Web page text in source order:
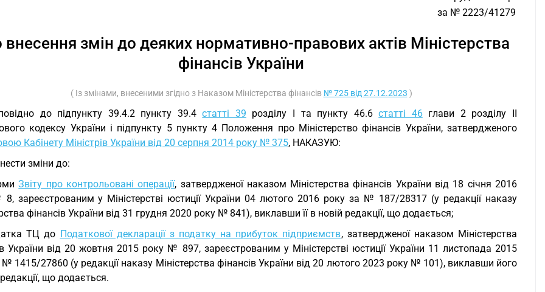
за № 2223/41279
внесення змін до деяких нормативно-правових актів Міністерства
фінансів України
( Із змінами, внесеними згідно з Наказом Міністерства фінансів № 725 від 27.12.2023 )
до підпункту 39.4.2 пункту 39.4статті 39 розділу I та пункту 46.6статті 46глави 2 розділу II
кодексу України і підпункту 5 пункту 4 Положення про Міністерство фінансів України, затвердженого
Кабінету Міністрів України від 20 серпня 2014 року № 375, НАКАЗУЮ:
зміни до:
Звіту про контрольовані операції, затвердженої наказом Міністерства фінансів України від 18 січня 2016
зареєстрованим у Міністерстві юстиції України 04 лютого 2016 року за № 187/28317 (у редакції наказу
фінансів України від 31 грудня 2020 року № 841), виклавши її в новій редакції, що додається;
ТЦ до Податкової декларації з податку на прибуток підприємств, затвердженої наказом Міністерства
України від 20 жовтня 2015 року № 897, зареєстрованим у Міністерстві юстиції України 11 листопада 2015
№ 1415/27860 (у редакції наказу Міністерства фінансів України від 20 лютого 2023 року № 101), виклавши його
що додається.